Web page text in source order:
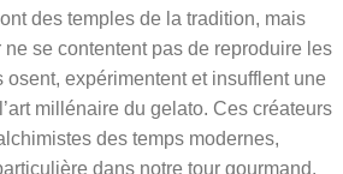
des temples de la tradition, mais
se contentent pas de reproduire les
osent, expérimentent et insufflent une
millénaire du gelato. Ces créateurs
des temps modernes,
dans notre tour gourmand.